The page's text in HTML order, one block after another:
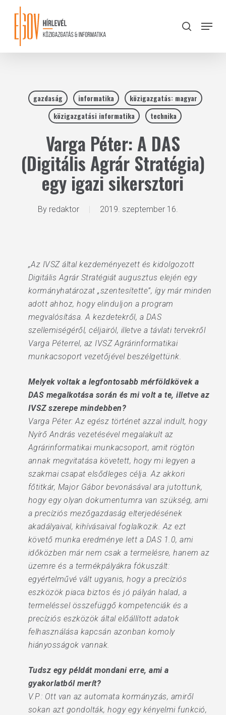
content
search
Menu
gazdaság informatika
közigazgatás: magyar
közigazgatási informatika
technika
Varga Péter: A DAS
(Digitális Agrár Stratégia)
egy igazi sikersztori
By redaktor 2019. szeptember 16.
„Az IVSZ által kezdeményezett és kidolgozott
Digitális Agrár Stratégiát augusztus elején egy
kormányhatározat „szentesítette”, így már minden
adott ahhoz, hogy elinduljon a program
megvalósítása. A kezdetekről, a DAS
szellemiségéről, céljairól, illetve a távlati tervekről
Varga Péterrel, az IVSZ Agrárinformatikai
munkacsoport vezetőjével beszélgettünk.
Melyek voltak a legfontosabb mérföldkövek a
DAS megalkotása során és mi volt a te, illetve az
IVSZ szerepe mindebben?
Varga Péter: Az egész történet azzal indult, hogy
Nyírő András vezetésével megalakult az
Agrárinformatikai munkacsoport, amit rögtön
annak megvitatása követett, hogy mi legyen a
szakmai csapat elsődleges célja. Az akkori
főtitkár, Major Gábor bevonásával ara jutottunk,
hogy egy olyan dokumentumra van szükség, ami
a precíziós mezőgazdaság elterjedésének
akadályaival, kihívásaival foglalkozik. Az ezt
követő munka eredménye lett a DAS 1.0, ami
időközben már nem csak a termelésre, hanem az
üzemre és a termékpályákra fókuszált:
egyértelművé vált ugyanis, hogy a precíziós
eszközök piaca biztos és jó pályán halad, a
termeléssel összefüggő kompetenciák és a
precíziós eszközök által előállított adatok
felhasználása kapcsán azonban komoly
hiányosságok vannak.
Tudsz egy példát mondani erre, ami a
gyakorlatból merít?
V.P.: Ott van az automata kormányzás, amiről
sokan azt gondolták, hogy egy kényelmi funkció,
Close